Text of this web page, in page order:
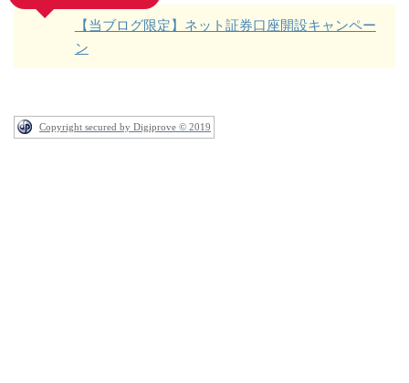
【当ブログ限定】ネット証券口座開設キャンペー
ン
Copyright secured by Digiprove © 2019